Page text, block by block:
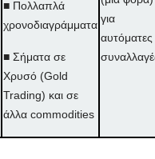
■ Πολλαπλά
χρονοδιαγράμματα
■ Σήματα σε
Χρυσό (Gold
Trading) και σε
άλλα commodities
για
αυτόματες